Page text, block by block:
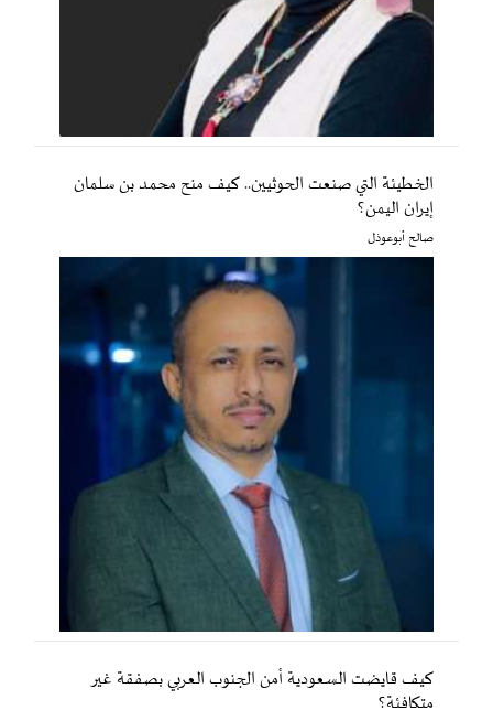
الخطيئة التي صنعت الحوثيين.. كيف منح محمد بن سلمان
إيران اليمن؟
صالح أبوعوذل
كيف قايضت السعودية أمن الجنوب العربي بصفقة غير
متكافئة؟